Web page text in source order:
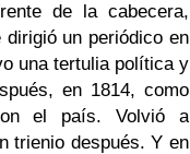
de la cabecera,
un periódico en
una tertulia política y
en 1814, como
el país. Volvió a
trienio después. Y en